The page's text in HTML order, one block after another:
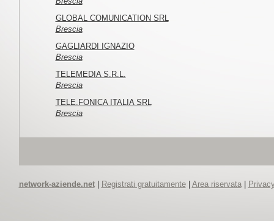
GLOBAL COMUNICATION SRL
Brescia
GAGLIARDI IGNAZIO
Brescia
TELEMEDIA S.R.L.
Brescia
TELE.FONICA ITALIA SRL
Brescia
network-aziende.net| Registrati gratuitamente| Area riservata|